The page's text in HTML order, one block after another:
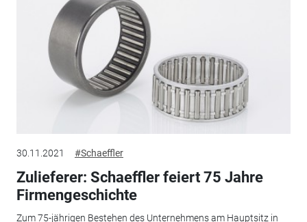
30.11.2021 #Schaeffler
Zulieferer: Schaeffler feiert 75 Jahre
Firmengeschichte
Zum 75-jährigen Bestehen des Unternehmens am Hauptsitz in